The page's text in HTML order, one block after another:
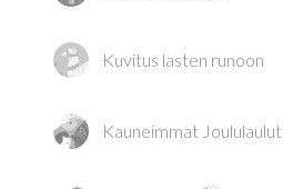
Kuvitus lasten runoon
Kauneimmat Joululaulut